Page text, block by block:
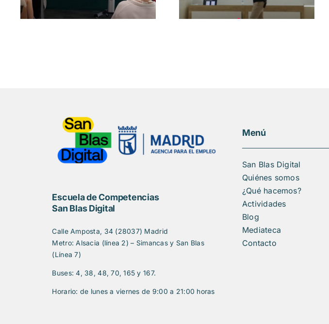
Escuela de Competencias
San Blas Digital
Calle Amposta, 34 (28037) Madrid
Metro: Alsacia (línea 2) – Simancas y San Blas
(Línea 7)
Buses: 4, 38, 48, 70, 165 y 167.
Horario: de lunes a viernes de 9:00 a 21:00 horas
Menú
San Blas Digital
Quiénes somos
¿Qué hacemos?
Actividades
Blog
Mediateca
Contacto